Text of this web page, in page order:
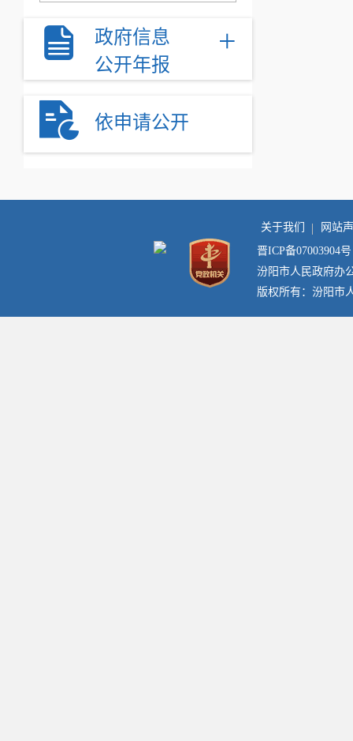
政府信息
公开年报
+
依申请公开
关于我们
网站
晋ICP备07003904号
汾阳市人民政府办
版权所有：汾阳市